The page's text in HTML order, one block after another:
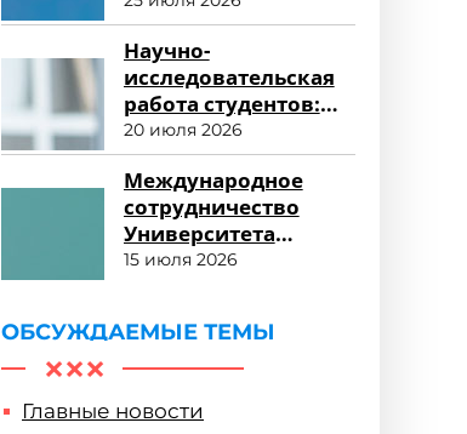
карьерные
возможности
Научно-
исследовательская
работа студентов:
возможности для
развития
20 июля 2026
Международное
сотрудничество
Университета
«МИР»: новые
15 июля 2026
ОБСУЖДАЕМЫЕ ТЕМЫ
Главные новости